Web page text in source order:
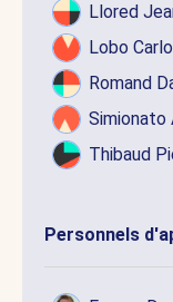
Llored
Lobo
Romand
Simionato
Thibaud
Personnels